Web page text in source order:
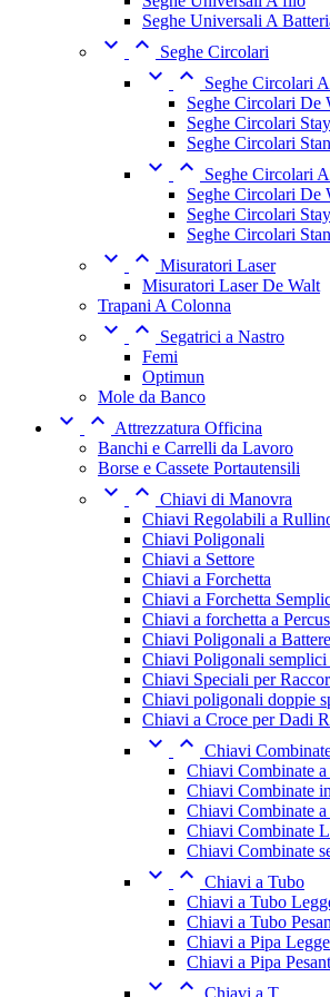
Seghe Universali A
  Seghe Circolari
 
Seghe Circolari
Seghe Circolari De
Seghe Circolari
Seghe Circolari
 
Seghe Circolari
Seghe Circolari De
Seghe Circolari
Seghe Circolari
  Misuratori Laser
Misuratori Laser De Walt
Trapani A Colonna
 
Segatrici a Nastro
Femi
Optimun
Mole da Banco
  Attrezzatura Officina
Banchi e Carrelli da Lavoro
Borse e Cassete Portautensili
  Chiavi di Manovra
Chiavi Regolabili a
Chiavi Poligonali
Chiavi a Settore
Chiavi a Forchetta
Chiavi a Forchetta
Chiavi a forchetta a
Chiavi Poligonali a Battere
Chiavi Poligonali semplici
Chiavi Speciali per
Chiavi poligonali doppie
Chiavi a Croce per Dadi
  Chiavi
Chiavi Combinate
Chiavi Combinate
Chiavi Combinate
Chiavi Combinate
Chiavi Combinate
  Chiavi a Tubo
Chiavi a Tubo
Chiavi a Tubo
Chiavi a Pipa
Chiavi a Pipa
  Chiavi a T